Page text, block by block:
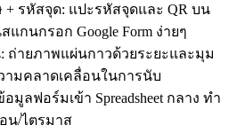
รหัสจุด: แปะรหัสจุดและ QR บน
แกนกรอก Google Form ง่ายๆ
ถ่ายภาพแผ่นกาวด้วยระยะและมุม
ามคลาดเคลื่อนในการนับ
มูลฟอร์มเข้า Spreadsheet กลาง ทำ
อน/ไตรมาส